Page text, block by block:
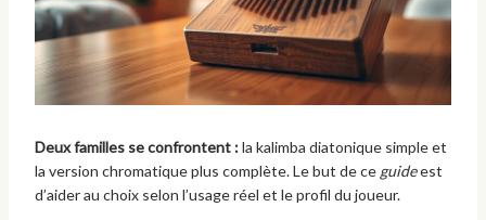
Deux familles se confrontent :la kalimba diatonique simple et
la version chromatique plus complète. Le but de ce guideest
d’aider au choix selon l’usage réel et le profil du joueur.